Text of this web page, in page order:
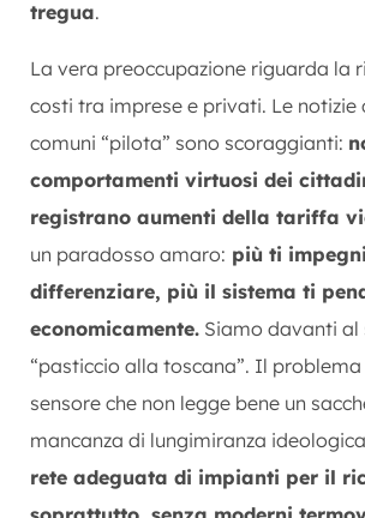
tregua.
La vera preoccupazione riguarda la
costi tra imprese e privati. Le notizie
comuni “pilota” sono scoraggianti:
comportamenti virtuosi dei
registrano aumenti della tariffa
un paradosso amaro: più ti
differenziare, più il sistema ti
economicamente. Siamo davanti al
“pasticcio alla toscana”. Il problema
sensore che non legge bene un
mancanza di lungimiranza
rete adeguata di impianti per il